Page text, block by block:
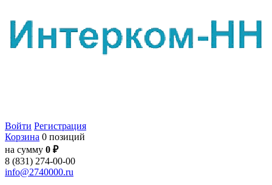
Войти Регистрация
Корзина 0 позиций
на сумму 0 ₽
8 (831) 274-00-00
info@2740000.ru